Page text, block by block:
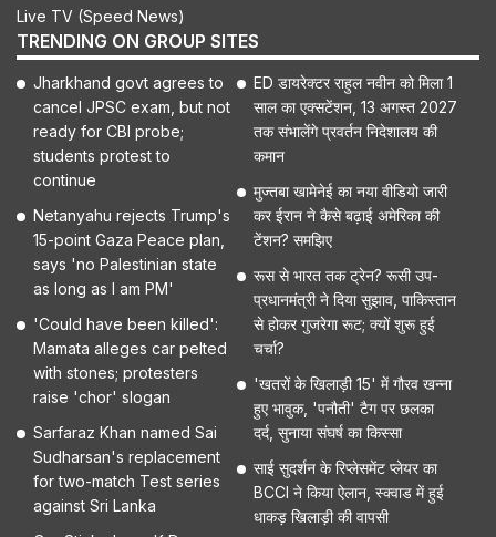
Live TV (Speed News)
TRENDING ON GROUP SITES
Jharkhand govt agrees to
cancel JPSC exam, but not
ready for CBI probe;
students protest to
continue
Netanyahu rejects Trump's
15-point Gaza Peace plan,
says 'no Palestinian state
as long as I am PM'
'Could have been killed':
Mamata alleges car pelted
with stones; protesters
raise 'chor' slogan
Sarfaraz Khan named Sai
Sudharsan's replacement
for two-match Test series
against Sri Lanka
ED डायरेक्टर राहुल नवीन को मिला 1
साल का एक्सटेंशन, 13 अगस्त 2027
तक संभालेंगे प्रवर्तन निदेशालय की
कमान
मुज्तबा खामेनेई का नया वीडियो जारी
कर ईरान ने कैसे बढ़ाई अमेरिका की
टेंशन? समझिए
रूस से भारत तक ट्रेन? रूसी उप-
प्रधानमंत्री ने दिया सुझाव, पाकिस्तान
से होकर गुजरेगा रूट; क्यों शुरू हुई
चर्चा?
'खतरों के खिलाड़ी 15' में गौरव खन्ना
हुए भावुक, 'पनौती' टैग पर छलका
दर्द, सुनाया संघर्ष का किस्सा
साई सुदर्शन के रिप्लेसमेंट प्लेयर का
BCCI ने किया ऐलान, स्क्वाड में हुई
धाकड़ खिलाड़ी की वापसी